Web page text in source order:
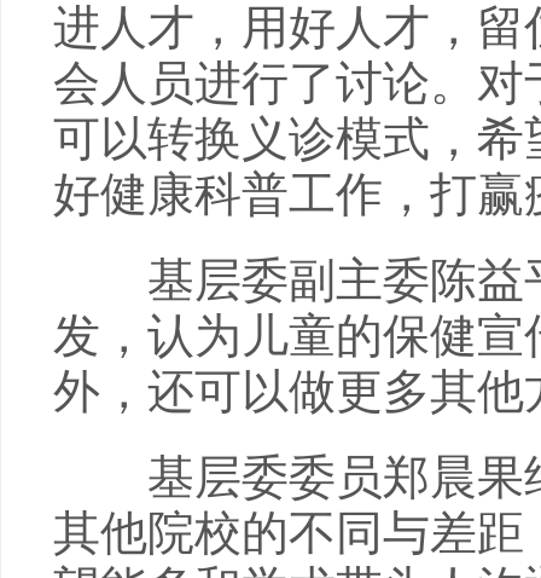
进人才，用好人才，
会人员进行了讨论。
可以转换义诊模式，
好健康科普工作，打
基层委副主委陈益
发，认为儿童的保健
外，还可以做更多其他
基层委委员郑晨果
其他院校的不同与差